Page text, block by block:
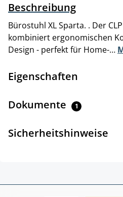
Beschreibung
Bürostuhl XL Sparta. . Der
kombiniert ergonomischen
Design - perfekt für Home-…
Eigenschaften
Dokumente 1
Sicherheitshinweise